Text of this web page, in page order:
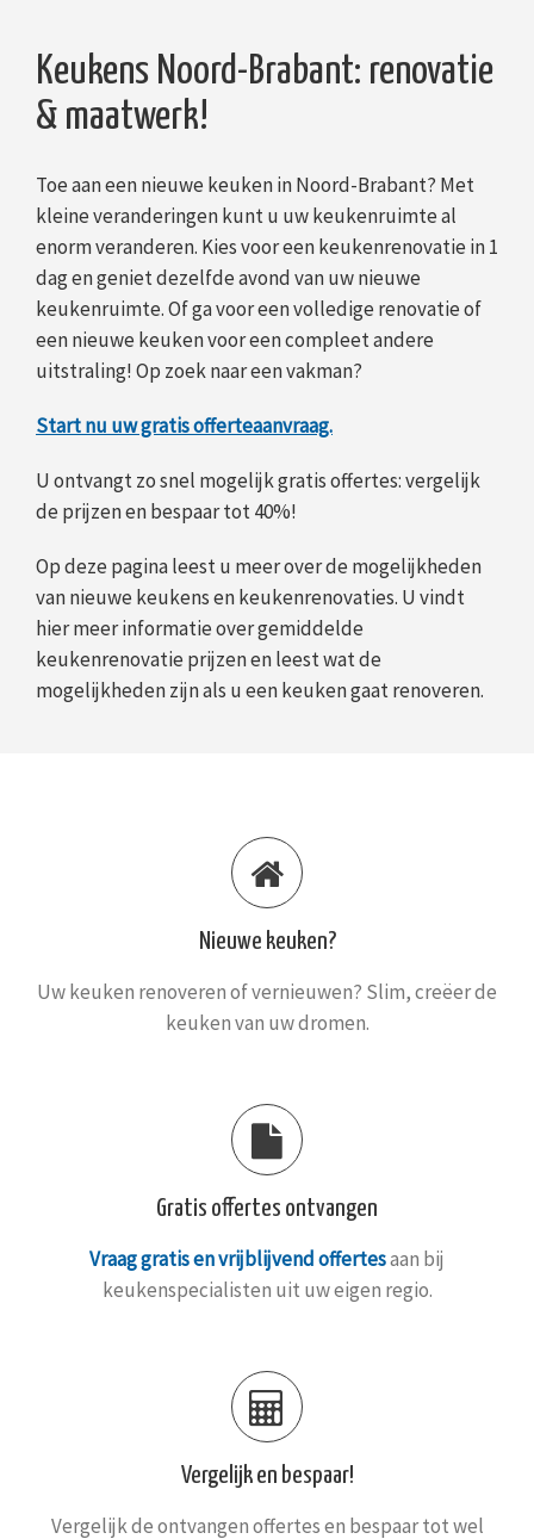
Keukens Noord-Brabant: renovatie
& maatwerk!
Toe aan een nieuwe keuken in Noord-Brabant? Met
kleine veranderingen kunt u uw keukenruimte al
enorm veranderen. Kies voor een keukenrenovatie in 1
dag en geniet dezelfde avond van uw nieuwe
keukenruimte. Of ga voor een volledige renovatie of
een nieuwe keuken voor een compleet andere
uitstraling! Op zoek naar een vakman?
Start nu uw gratis offerteaanvraag.
U ontvangt zo snel mogelijk gratis offertes: vergelijk
de prijzen en bespaar tot 40%!
Op deze pagina leest u meer over de mogelijkheden
van nieuwe keukens en keukenrenovaties. U vindt
hier meer informatie over gemiddelde
keukenrenovatie prijzen en leest wat de
mogelijkheden zijn als u een keuken gaat renoveren.
Nieuwe keuken?
Uw keuken renoveren of vernieuwen? Slim, creëer de
keuken van uw dromen.
Gratis offertes ontvangen
Vraag gratis en vrijblijvend offertesaan bij
keukenspecialisten uit uw eigen regio.
Vergelijk en bespaar!
Vergelijk de ontvangen offertes en bespaar tot wel